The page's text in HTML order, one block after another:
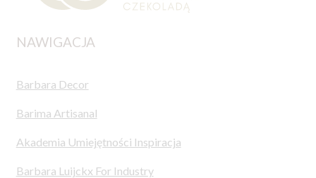
NAWIGACJA
Barbara Decor
Barima Artisanal
Akademia Umiejętności Inspiracja
Barbara Luijckx For Industry